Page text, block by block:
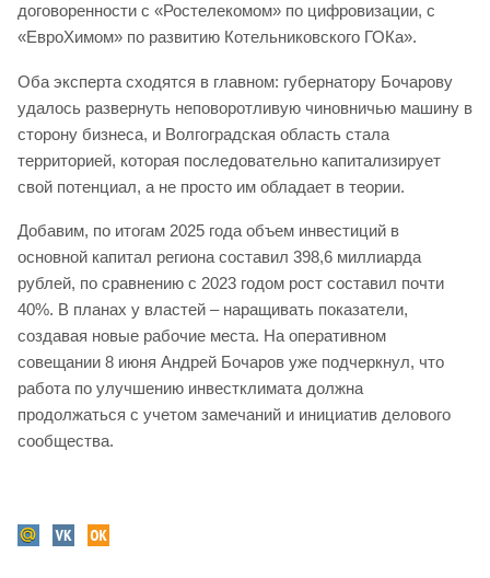
договоренности с «Ростелекомом» по цифровизации, с
«ЕвроХимом» по развитию Котельниковского ГОКа».
Оба эксперта сходятся в главном: губернатору Бочарову
удалось развернуть неповоротливую чиновничью машину в
сторону бизнеса, и Волгоградская область стала
территорией, которая последовательно капитализирует
свой потенциал, а не просто им обладает в теории.
Добавим, по итогам 2025 года объем инвестиций в
основной капитал региона составил 398,6 миллиарда
рублей, по сравнению с 2023 годом рост составил почти
40%. В планах у властей – наращивать показатели,
создавая новые рабочие места. На оперативном
совещании 8 июня Андрей Бочаров уже подчеркнул, что
работа по улучшению инвестклимата должна
продолжаться с учетом замечаний и инициатив делового
сообщества.